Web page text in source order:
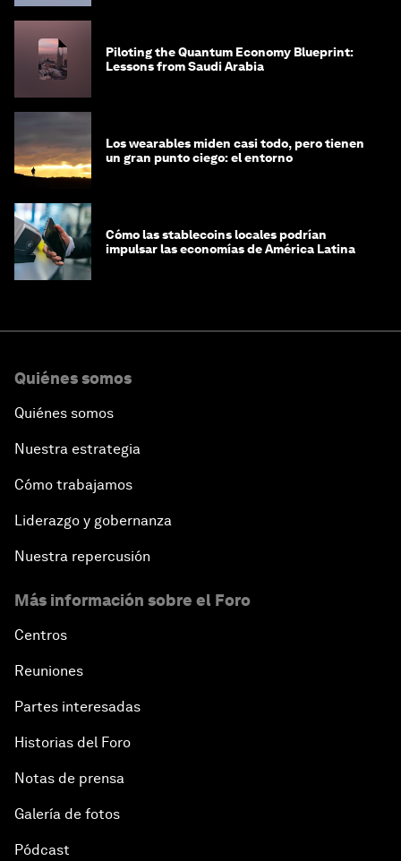
Piloting the Quantum Economy Blueprint:
Lessons from Saudi Arabia
Los wearables miden casi todo, pero tienen
un gran punto ciego: el entorno
Cómo las stablecoins locales podrían
impulsar las economías de América Latina
Quiénes somos
Quiénes somos
Nuestra estrategia
Cómo trabajamos
Liderazgo y gobernanza
Nuestra repercusión
Más información sobre el Foro
Centros
Reuniones
Partes interesadas
Historias del Foro
Notas de prensa
Galería de fotos
Pódcast